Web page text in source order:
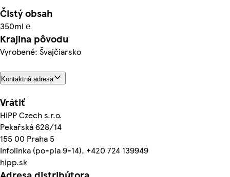
Čistý obsah
350ml ℮
Krajina pôvodu
Vyrobené: Švajčiarsko
Kontaktná adresa
Vrátiť
HiPP Czech s.r.o.
Pekařská 628/14
155 00 Praha 5
Infolinka (po-pia 9-14), +420 724 139949
hipp.sk